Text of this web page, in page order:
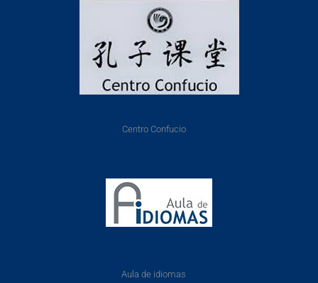
Centro Confucio
Aula de idiomas